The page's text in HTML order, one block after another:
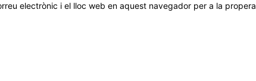
electrònic i el lloc web en aquest navegador per a la propera